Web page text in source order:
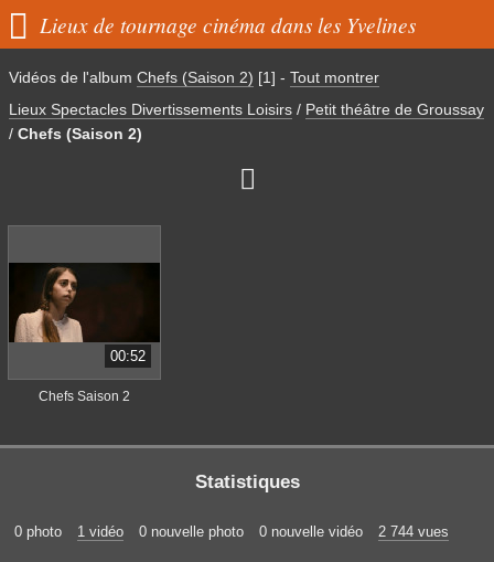
 Lieux de tournage cinéma dans les Yvelines
Vidéos de l'album Chefs (Saison 2) [1] - Tout montrer
Lieux Spectacles Divertissements Loisirs / Petit théâtre de Groussay
/ Chefs (Saison 2)

00:52
Chefs Saison 2
Statistiques
0 photo 1 vidéo 0 nouvelle photo 0 nouvelle vidéo 2 744 vues